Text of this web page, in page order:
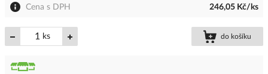
Cena s DPH 246,05 Kč/ks
ks do košíku